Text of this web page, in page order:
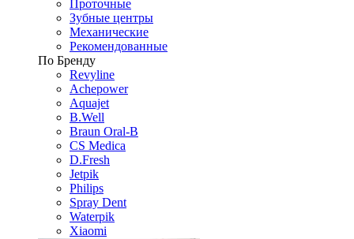
Проточные
Зубные центры
Механические
Рекомендованные
По Бренду
Revyline
Achepower
Aquajet
B.Well
Braun Oral-B
CS Medica
D.Fresh
Jetpik
Philips
Spray Dent
Waterpik
Xiaomi